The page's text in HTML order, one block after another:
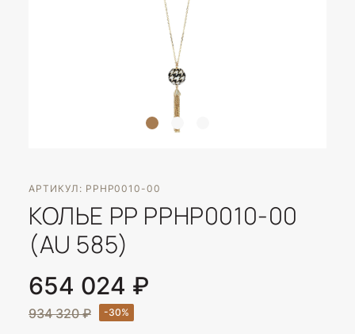
АРТИКУЛ: PPHP0010-00
КОЛЬЕ PP PPHP0010-00
(AU 585)
654 024 ₽
934 320 ₽